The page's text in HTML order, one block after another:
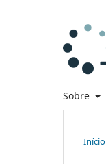
Sobre
Início